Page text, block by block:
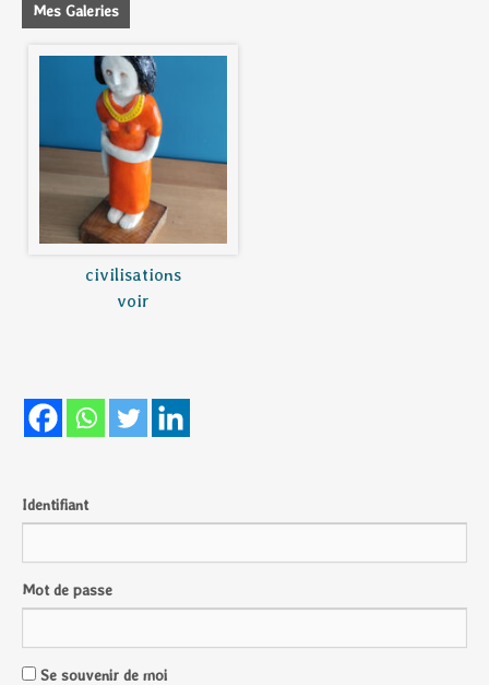
Mes Galeries
civilisations
voir
Identifiant
Mot de passe
Se souvenir de moi